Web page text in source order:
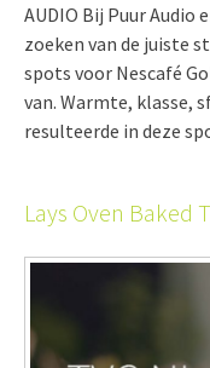
AUDIO Bij Puur Audio
zoeken van de juiste
spots voor Nescafé
van. Warmte, klasse,
resulteerde in deze
Lays Oven Baked